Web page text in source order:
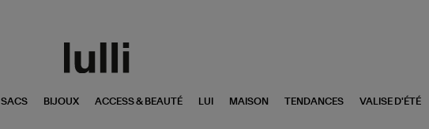
SACS BIJOUX ACCESS & BEAUTÉ LUI MAISON TENDANCES VALISE D'ÉTÉ